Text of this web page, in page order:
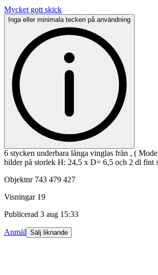
Mycket gott skick
Inga eller minimala tecken på användning
6 stycken underbara långa vinglas från , (
bilder på storlek H: 24,5 x D= 6,5 och 2 dl fint
Objektnr 743 479 427
Visningar 19
Publicerad 3 aug 15:33
Anmäl Sälj liknande